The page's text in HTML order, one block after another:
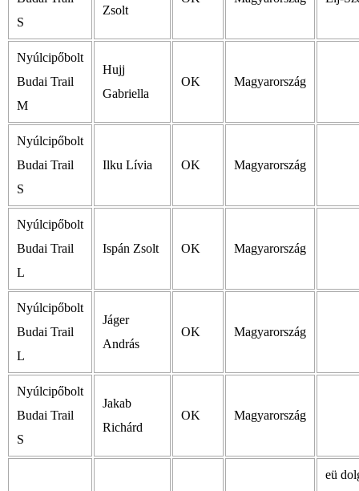
S
Zsolt
Nyúlcipőbolt
Budai Trail
M
Hujj
Gabriella
OK Magyarország
Nyúlcipőbolt
Budai Trail
S
Ilku Lívia OK Magyarország
Nyúlcipőbolt
Budai Trail
L
Ispán Zsolt OK Magyarország
Nyúlcipőbolt
Budai Trail
L
Jáger
András
OK Magyarország
Nyúlcipőbolt
Budai Trail
S
Jakab
Richárd
OK Magyarország
eü